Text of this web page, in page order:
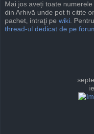
Mai jos aveți toate
din Arhivă unde pot fi citite
pachet, intraţi pe wiki.
thread-ul dedicat de pe
ie